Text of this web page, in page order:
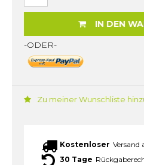
IN DEN
-ODER-
Zu meiner Wunschliste
Kostenloser Versand
30 Tage